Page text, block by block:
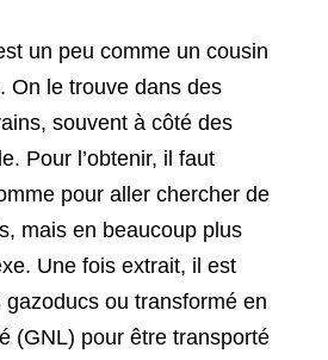
un peu comme un cousin
On le trouve dans des
souvent à côté des
Pour l’obtenir, il faut
pour aller chercher de
mais en beaucoup plus
Une fois extrait, il est
ou transformé en
(GNL) pour être transporté